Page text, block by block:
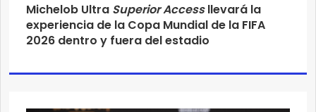
Michelob Ultra Superior Accessllevará la
experiencia de la Copa Mundial de la FIFA
2026 dentro y fuera del estadio